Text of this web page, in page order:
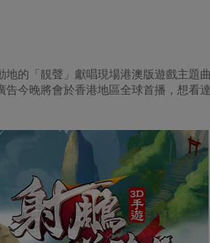
地的「靚聲」獻唱現場港澳版遊戲主題
今晚將會於香港地區全球首播，想看